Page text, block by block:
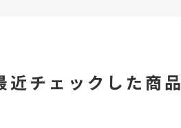
近チェックした商品